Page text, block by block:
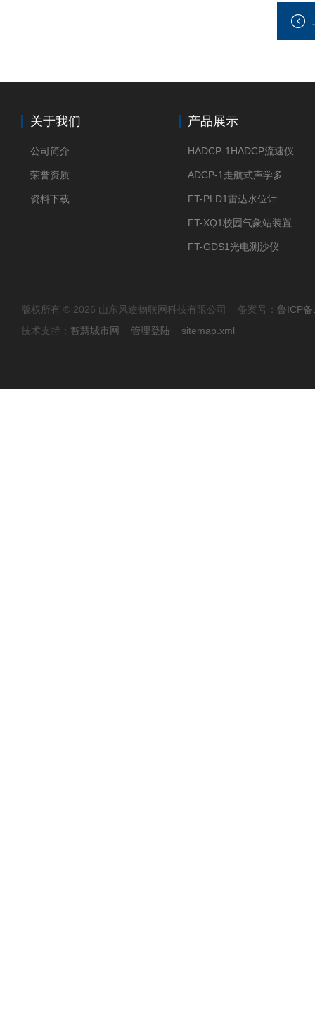
关于我们
公司简介
荣誉资质
资料下载
产品展示
HADCP-1HADCP流速仪
FT-PLD1雷达水位计
FT-XQ1校园气象站装置
FT-GDS1光电测沙仪
版权所有 © 2026 山东风途物联网科技有限公司 备案号： 鲁ICP
技术支持： 智慧城市网 管理登陆 sitemap.xml